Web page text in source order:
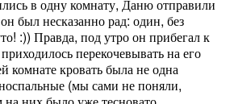
в одну комнату, Даню отправили
был несказанно рад: один, без
:)) Правда, под утро он прибегал к
перекочевывать на его
комнате кровать была не одна
(мы сами не поняли,